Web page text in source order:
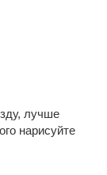
лучше
нарисуйте